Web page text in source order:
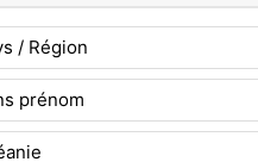
/ Région
prénom